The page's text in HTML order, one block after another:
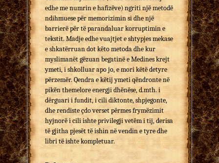
edhe me numrin e hafizëve) ngriti një metodë
ndihmuese për memorizimin si dhe një
barrierë për të parandaluar korruptimin e
tekstit. Madje edhe vuajtjet e shtypjes mekase
e shkatërruan dot këto metoda dhe kur
myslimanët gëzuan begatinë e Medines krejt
ymeti, i shkolluar apo jo, e mori këtë detyre
përzemër. Qendra e këtij ymeti qëndronte në
pikën themelore energji dhënëse, d.mth. i
dërguari i fundit, i cili diktonte, shpjegonte,
dhe rendiste çdo verset përmes frymëzimit
hyjnorë i cili ishte privilegji vetëm i tij, derisa
të gjitha pjesët të ishin në vendin e tyre dhe
libri të ishte kompletuar.